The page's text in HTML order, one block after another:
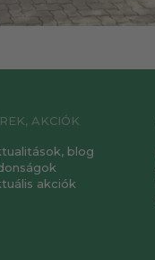
AKCIÓK
blog
akciók